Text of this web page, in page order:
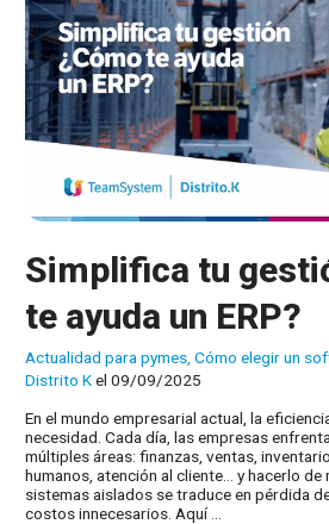
Simplifica tu
te ayuda un ERP?
Actualidad para pymes ,Cómo elegir un
Distrito Kel 09/09/2025
En el mundo empresarial actual, la
necesidad. Cada día, las empresas
múltiples áreas: finanzas, ventas,
humanos, atención al cliente… y hacerlo de
sistemas aislados se traduce en pérdida
costos innecesarios. Aquí …